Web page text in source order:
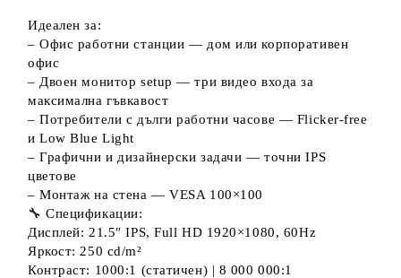
Идеален за:
– Офис работни станции — дом или корпоративен
офис
– Двоен монитор setup — три видео входа за
максимална гъвкавост
– Потребители с дълги работни часове — Flicker-free
и Low Blue Light
– Графични и дизайнерски задачи — точни IPS
цветове
– Монтаж на стена — VESA 100×100
🔧 Спецификации:
Дисплей: 21.5″ IPS, Full HD 1920×1080, 60Hz
Яркост: 250 cd/m²
Контраст: 1000:1 (статичен) | 8 000 000:1